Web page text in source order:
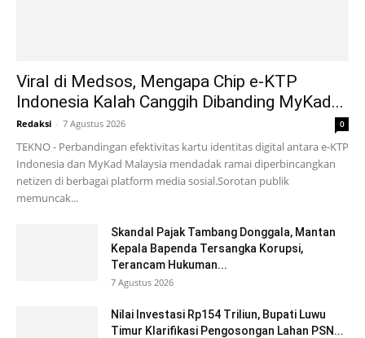
Viral di Medsos, Mengapa Chip e-KTP
Indonesia Kalah Canggih Dibanding MyKad...
Redaksi - 7 Agustus 2026 0
TEKNO - Perbandingan efektivitas kartu identitas digital antara e-KTP
Indonesia dan MyKad Malaysia mendadak ramai diperbincangkan
netizen di berbagai platform media sosial.Sorotan publik
memuncak...
Skandal Pajak Tambang Donggala, Mantan
Kepala Bapenda Tersangka Korupsi,
Terancam Hukuman...
7 Agustus 2026
Nilai Investasi Rp154 Triliun, Bupati Luwu
Timur Klarifikasi Pengosongan Lahan PSN...